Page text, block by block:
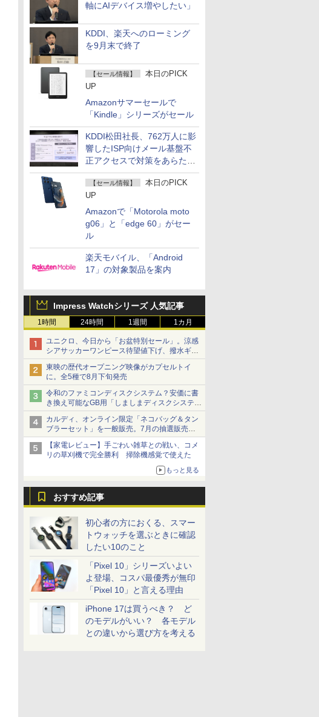
軸にAIデバイス増やしたい」
KDDI、楽天へのローミング
を9月末で終了
【セール情報】
本日のPICK
UP
Amazonサマーセールで
「Kindle」シリーズがセール
KDDI松田社長、762万人に影
響したISP向けメール基盤不
正アクセスで対策をあらため
て説明
【セール情報】
本日のPICK
UP
Amazonで「Motorola moto
g06」と「edge 60」がセー
ル
楽天モバイル、「Android
17」の対象製品を案内
Impress Watchシリーズ 人気記事
1時間 24時間 1週間 1カ月
ユニクロ、今日から「お盆特別セール」。涼感
シアサッカーワンピース待望値下げ、撥水ギア
ショーツは1990円に
東映の歴代オープニング映像がカプセルトイ
に。全5種で8月下旬発売
令和のファミコンディスクシステム？安価に書
き換え可能なGB用「しましまディスクシステ
ム」
カルディ、オンライン限定「ネコバッグ＆タン
ブラーセット」を一般販売。7月の抽選販売の
当選無効分
【家電レビュー】手ごわい雑草との戦い、コメ
リの草刈機で完全勝利 掃除機感覚で使えた
もっと見る
おすすめ記事
初心者の方におくる、スマー
トウォッチを選ぶときに確認
したい10のこと
「Pixel 10」シリーズいよい
よ登場、コスパ最優秀が無印
「Pixel 10」と言える理由
iPhone 17は買うべき？ ど
のモデルがいい？ 各モデル
との違いから選び方を考える